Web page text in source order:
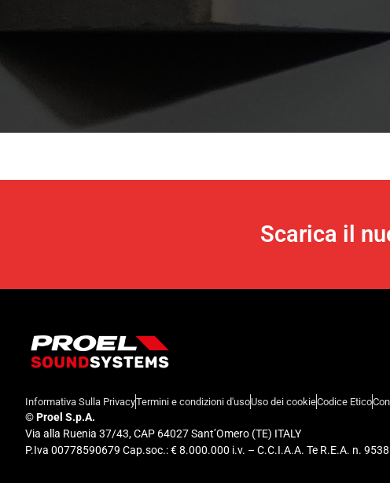
Scarica il
Informativa Sulla PrivacyTermini e condizioni d'usoUso dei cookieCodice Etico
©Proel S.p.A.
Via alla Ruenia 37/43, CAP 64027 Sant’Omero (TE) ITALY
P.Iva 00778590679 Cap.soc.: € 8.000.000 i.v. – C.C.I.A.A. Te R.E.A. n.